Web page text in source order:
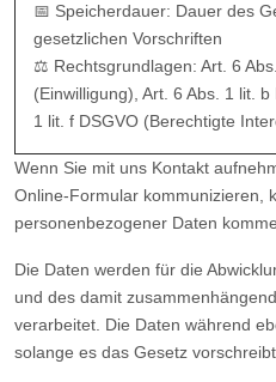
📅 Speicherdauer: Dauer des
gesetzlichen Vorschriften
⚖️ Rechtsgrundlagen: Art. 6
(Einwilligung), Art. 6 Abs. 1 lit.
1 lit. f DSGVO (Berechtigte
Wenn Sie mit uns Kontakt
Online-Formular kommunizieren,
personenbezogener Daten
Die Daten werden für die
und des damit
verarbeitet. Die Daten während
solange es das Gesetz